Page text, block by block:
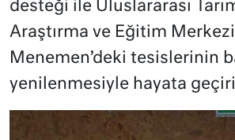
desteği ile Uluslararası
Araştırma ve Eğitim Merkezi
Menemen’deki tesislerinin
yenilenmesiyle hayata